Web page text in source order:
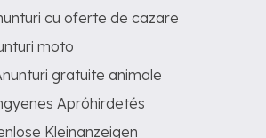
cu oferte de cazare
moto
gratuite animale
Apróhirdetés
Kleinanzeigen